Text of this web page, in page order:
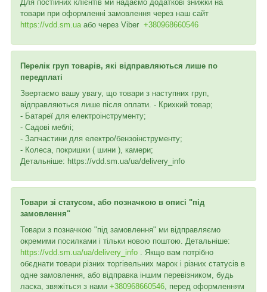
Для постійних клієнтів ми надаємо додаткові знижки на
товари при оформленні замовлення через наш сайт
https://vdd.sm.ua або через Viber +380968660546
Перелік груп товарів, які відправляються лише по
передплаті
Звертаємо вашу увагу, що товари з наступних груп,
відправляються лише після оплати. - Крихкий товар;
- Батареї для електроінструменту;
- Садові меблі;
- Запчастини для електро/бензоінструменту;
- Колеса, покришки ( шини ), камери;
Детальніше: https://vdd.sm.ua/ua/delivery_info
Товари зі статусом, або позначкою в описі "під
замовлення"
Товари з позначкою "під замовлення" ми відправляємо
окремими посилками і тільки новою поштою. Детальніше:
https://vdd.sm.ua/ua/delivery_info . Якщо вам потрібно
обєднати товари різних торгівельних марок і різних статусів в
одне замовлення, або відправка іншим перевізником, будь
ласка, звяжіться з нами +380968660546 , перед оформленням